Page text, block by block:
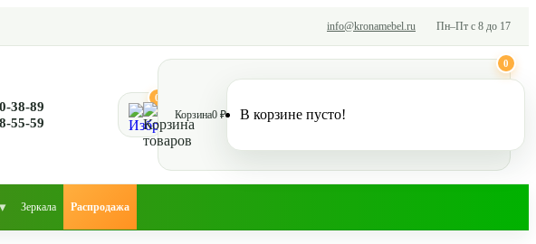
info@kronamebel.ru Пн–Пт с 8 до 17
38-89
55-59
0
Корзина
0
0 ₽ В корзине пусто!
▾ Зеркала Распродажа